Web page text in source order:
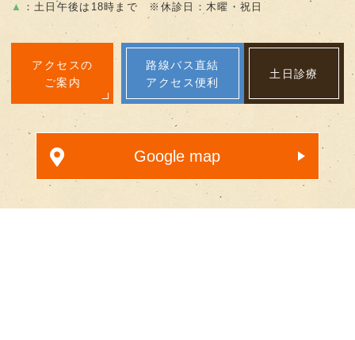
▲ ：土日午後は18時まで ※休診日：木曜・祝日
アクセスの
ご案内
路線バス直結
アクセス便利
土日診療
Google map